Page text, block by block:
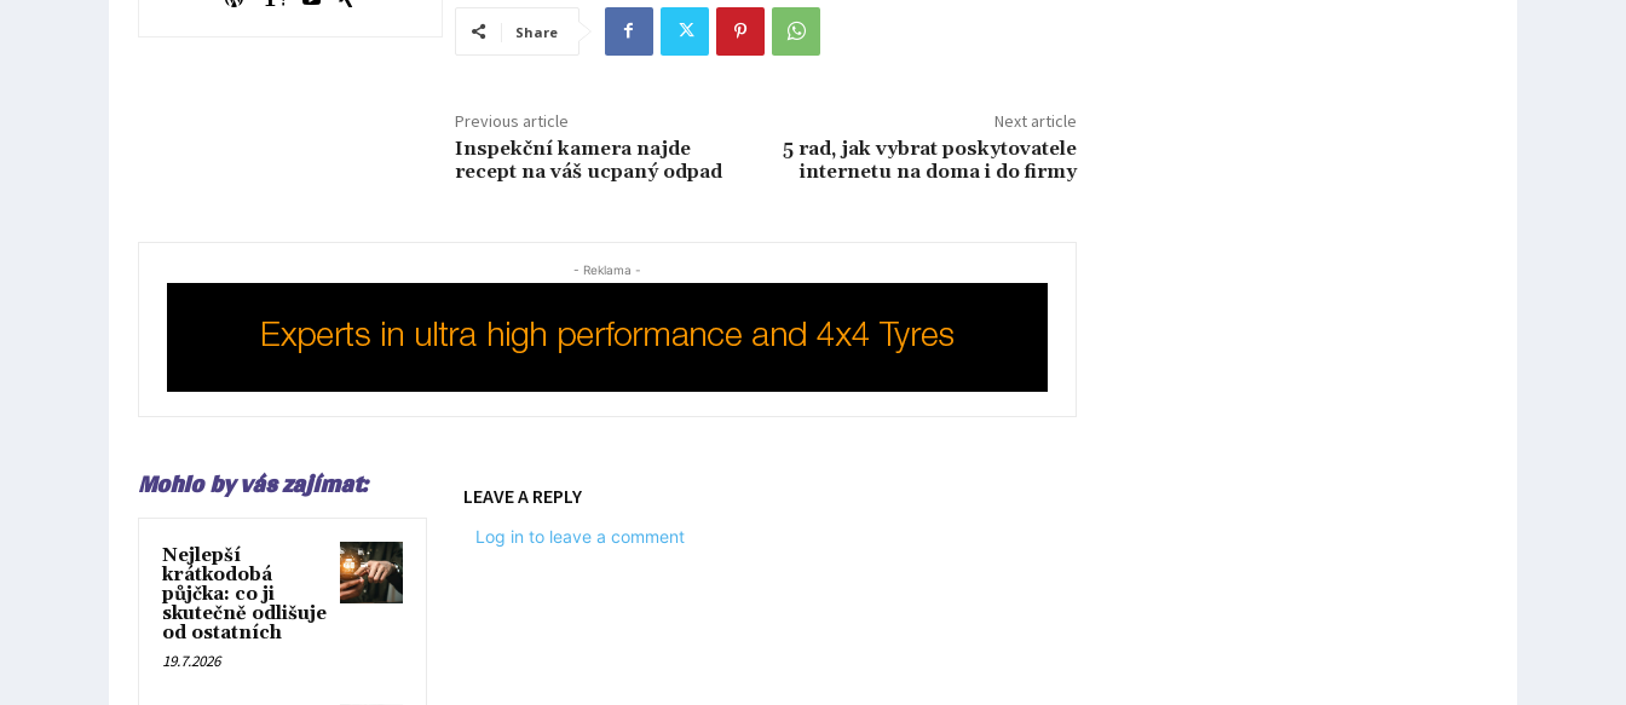
Share
Previous article
Inspekční kamera najde
recept na váš ucpaný odpad
Next article
5 rad, jak vybrat poskytovatele
internetu na doma i do firmy
- Reklama -
Mohlo by vás zajímat:
Nejlepší
krátkodobá
půjčka: co ji
skutečně odlišuje
od ostatních
19.7.2026
LEAVE A REPLY
Log in to leave a comment